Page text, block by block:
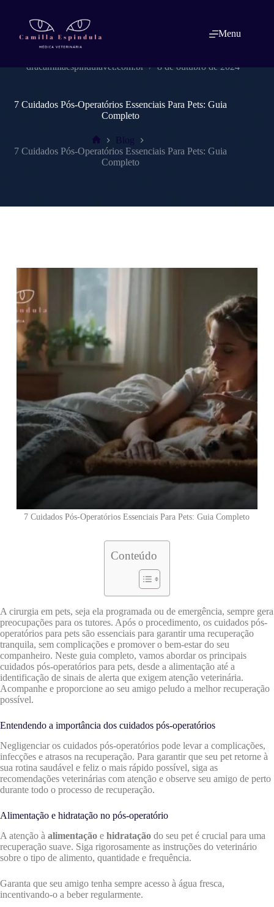
conteúdo
Menu
dracamillaespindulavet.com.br 8 de outubro de 2024
7 Cuidados Pós-Operatórios Essenciais Para Pets: Guia
Completo
Home
Blog
7 Cuidados Pós-Operatórios Essenciais Para Pets: Guia
Completo
7 Cuidados Pós-Operatórios Essenciais Para Pets: Guia Completo
Conteúdo
A cirurgia em pets, seja ela programada ou de emergência, sempre gera
preocupações para os tutores. Após o procedimento, os cuidados pós-
operatórios para pets são essenciais para garantir uma recuperação
tranquila, sem complicações e promover o bem-estar do seu
companheiro. Neste guia completo, vamos abordar os principais
cuidados pós-operatórios para pets, desde a alimentação até a
identificação de sinais de alerta que exigem atenção veterinária.
Acompanhe e proporcione ao seu amigo peludo a melhor recuperação
possível.
Entendendo a importância dos cuidados pós-operatórios
Negligenciar os cuidados pós-operatórios pode levar a complicações,
infecções e atrasos na recuperação. Para garantir que seu pet retorne à
sua rotina saudável e feliz o mais rápido possível, siga as
recomendações veterinárias com atenção e observe seu amigo de perto
durante todo o processo de recuperação.
Alimentação e hidratação no pós-operatório
A atenção à alimentação e hidratação do seu pet é crucial para uma
recuperação suave. Siga rigorosamente as instruções do veterinário
sobre o tipo de alimento, quantidade e frequência.
Garanta que seu amigo tenha sempre acesso à água fresca,
incentivando-o a beber regularmente.